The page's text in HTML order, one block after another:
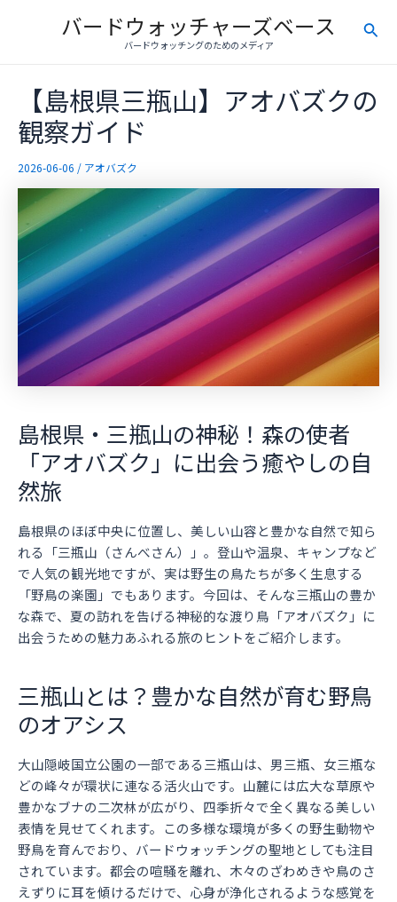
バードウォッチャーズベース
バードウォッチングのためのメディア
検
【島根県三瓶山】アオバズクの
観察ガイド
2026-06-06 / アオバズク
島根県・三瓶山の神秘！森の使者
「アオバズク」に出会う癒やしの自
然旅
島根県のほぼ中央に位置し、美しい山容と豊かな自然で知ら
れる「三瓶山（さんべさん）」。登山や温泉、キャンプなど
で人気の観光地ですが、実は野生の鳥たちが多く生息する
「野鳥の楽園」でもあります。今回は、そんな三瓶山の豊か
な森で、夏の訪れを告げる神秘的な渡り鳥「アオバズク」に
出会うための魅力あふれる旅のヒントをご紹介します。
三瓶山とは？豊かな自然が育む野鳥
のオアシス
大山隠岐国立公園の一部である三瓶山は、男三瓶、女三瓶な
どの峰々が環状に連なる活火山です。山麓には広大な草原や
豊かなブナの二次林が広がり、四季折々で全く異なる美しい
表情を見せてくれます。この多様な環境が多くの野生動物や
野鳥を育んでおり、バードウォッチングの聖地としても注目
されています。都会の喧騒を離れ、木々のざわめきや鳥のさ
えずりに耳を傾けるだけで、心身が浄化されるような感覚を